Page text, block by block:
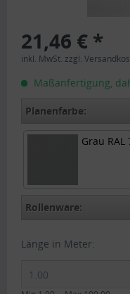
21,46 € *
inkl. MwSt. zzgl.
Maßanfertigung,
Planenfarbe:
Grau RAL 7038Grau RAL
Rollenware:
Länge in Meter: